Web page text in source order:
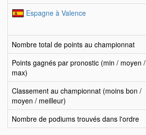
Espagne à Valence
Nombre total de points au championnat
Points gagnés par pronostic (min / moyen /
max)
Classement au championnat (moins bon /
moyen / meilleur)
Nombre de podiums trouvés dans l'ordre